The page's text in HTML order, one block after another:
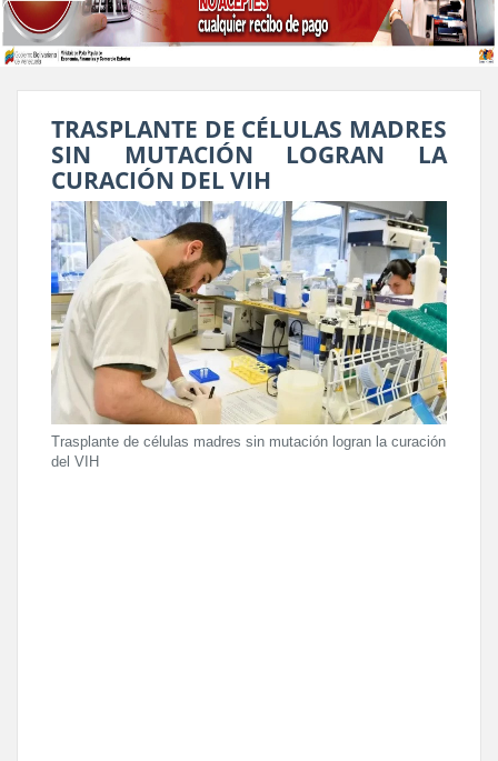
TRASPLANTE DE CÉLULAS MADRES
SIN MUTACIÓN LOGRAN LA
CURACIÓN DEL VIH
Trasplante de células madres sin mutación logran la curación
del VIH